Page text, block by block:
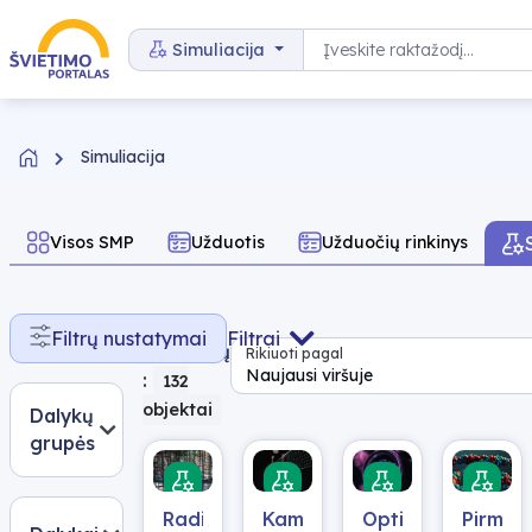
Pereiti prie turinio
Simuliacija Paieška
Simuliacija
Visos SMP Užduotis Užduočių rinkinys
Filtrų nustatymai Filtrai
Dalykų
grupės
Rasta
rezultatų
:
132
objektai
Rikiuoti pagal
Naujausi viršuje
Radioaktyvumas
Kampu
Optiniai
Pirminė